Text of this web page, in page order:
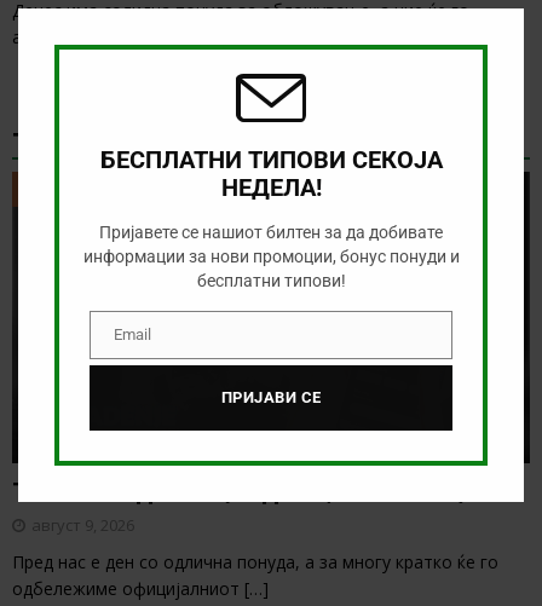
Денес има солидна понуда за обложување, а ние ќе го
анализираме дуелот од српската Суперлига
ТИКЕТ НА ДЕНОТ
Тикет на денот (недела, 09.08.2026)
август 9, 2026
Пред нас е ден со одлична понуда, а за многу кратко ќе го
одбележиме официјалниот […]
БЕСПЛАТНИ ТИПОВИ СЕКОЈА
НЕДЕЛА!
Пријавете се нашиот билтен за да добивате
информации за нови промоции, бонус понуди и
бесплатни типови!
EmailEmail
ПРИЈАВИ СЕ